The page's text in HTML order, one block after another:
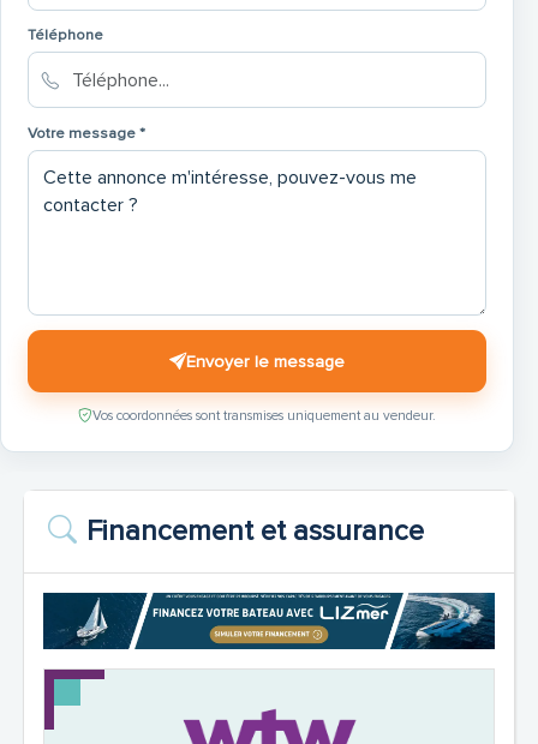
Téléphone
Votre message *
Envoyer le message
Vos coordonnées sont transmises uniquement au vendeur.
Financement et assurance